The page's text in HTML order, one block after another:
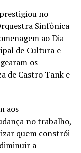
no
Sinfônica
ao Dia
de Cultura e
os
de Castro Tank e
aos
no trabalho,
quem constrói
a